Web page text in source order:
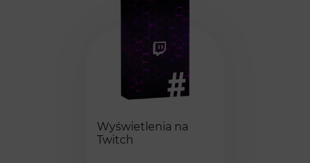
Wyświetlenia na
Twitch